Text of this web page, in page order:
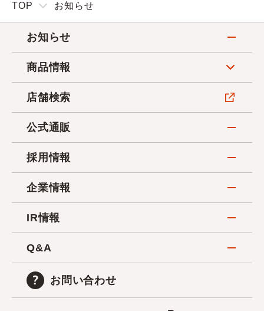
TOP お知らせ
お知らせ
商品情報
店舗検索
公式通販
採用情報
企業情報
IR情報
Q&A
お問い合わせ